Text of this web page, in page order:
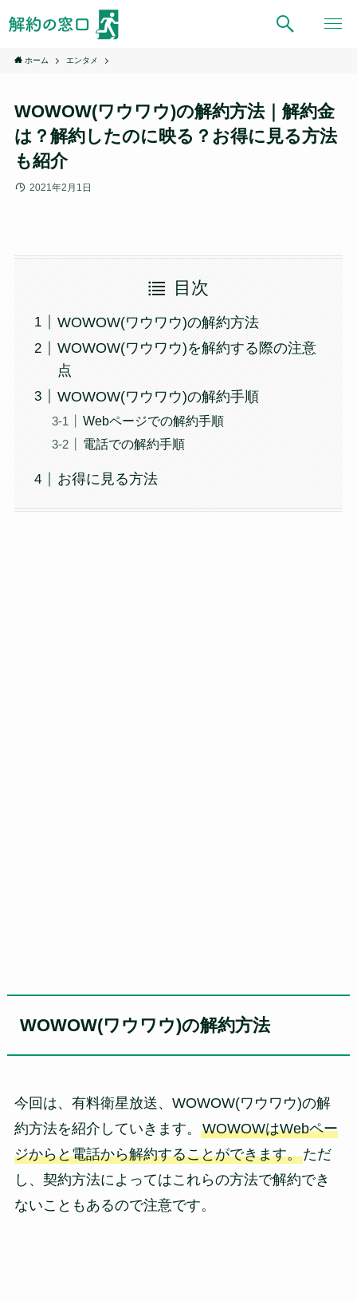
ホーム エンタメ
WOWOW(ワウワウ)の解約方法｜解約金
は？解約したのに映る？お得に見る方法
も紹介
2021年2月1日
目次
WOWOW(ワウワウ)の解約方法
WOWOW(ワウワウ)を解約する際の注意
点
WOWOW(ワウワウ)の解約手順
Webページでの解約手順
電話での解約手順
お得に見る方法
WOWOW(ワウワウ)の解約方法
今回は、有料衛星放送、WOWOW(ワウワウ)の解
約方法を紹介していきます。 WOWOWはWebペー
ジからと電話から解約することができます。ただ
し、契約方法によってはこれらの方法で解約でき
ないこともあるので注意です。